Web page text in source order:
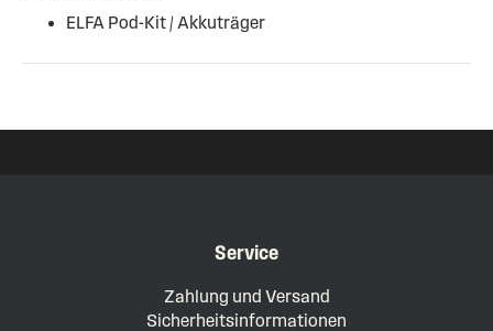
ELFA Pod-Kit / Akkuträger
Service
Zahlung und Versand
Sicherheitsinformationen